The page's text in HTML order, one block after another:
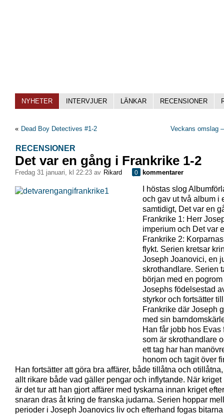
NYHETER INTERVJUER LÄNKAR RECENSIONER
« Dead Boy Detectives #1-2 Veckans omslag
RECENSIONER
Det var en gång i Frankrike 1-2
fredag 31 januari, kl 22:23 av Rikard 0 kommentarer
I höstas slog
och gav ut två album i
samtidigt, Det var en
Frankrike 1: Herr
imperium och Det var
Frankrike 2:
flykt. Serien kretsar
Joseph Joanovici, en
skrothandlare. Serien
början med en pogrom
Josephs födelsestad
styrkor och fortsätter till
Frankrike där Joseph
med sin
Han får jobb hos Evas
som är skrothandlare
ett tag har han
honom och tagit över
Han fortsätter att göra bra affärer, både tillåtna och
allt rikare både vad gäller pengar och inflytande. När kriget
är det tur att han gjort affärer med tyskarna innan kriget
snaran dras åt kring de franska judarna. Serien hoppar
perioder i Joseph Joanovics liv och efterhand fogas bitarna